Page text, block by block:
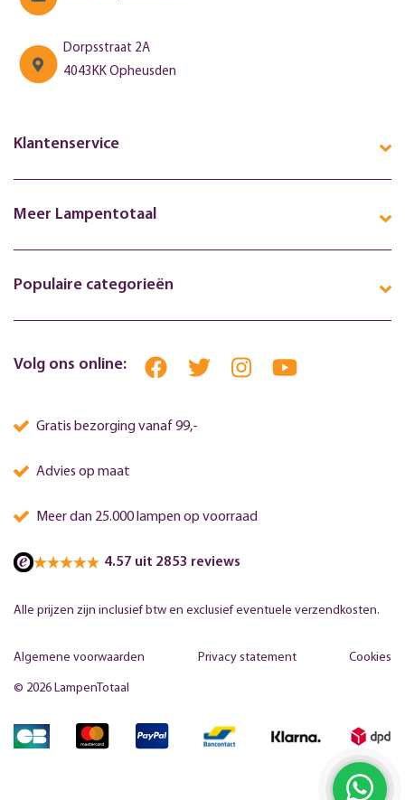
Dorpsstraat 2A
4043KK Opheusden
Klantenservice
Meer Lampentotaal
Populaire categorieën
Volg ons online:
Gratis bezorging vanaf 99,-
Advies op maat
Meer dan 25.000 lampen op voorraad
4.57 uit 2853 reviews
Alle prijzen zijn inclusief btw en exclusief eventuele verzendkosten.
© 2026 LampenTotaal
Algemene voorwaarden Privacy statement Cookies